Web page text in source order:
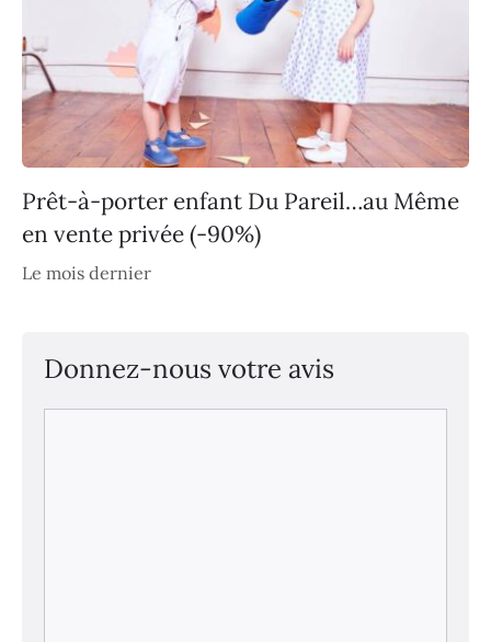
Prêt-à-porter enfant Du Pareil…au Même
en vente privée (-90%)
Le mois dernier
Donnez-nous votre avis